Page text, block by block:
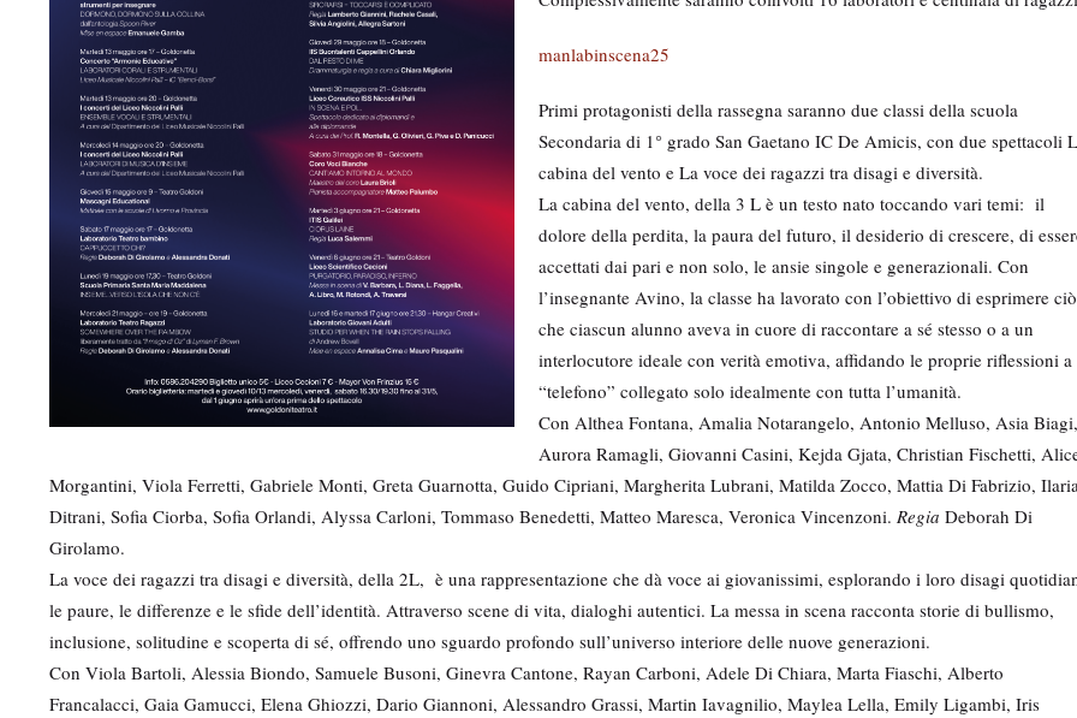
manlabinscena25
Primi protagonisti della rassegna saranno due classi della scuola
Secondaria di 1° grado San Gaetano IC De Amicis, con due spettacoli
cabina del vento e La voce dei ragazzi tra disagi e diversità.
La cabina del vento, della 3 L è un testo nato toccando vari temi: il
dolore della perdita, la paura del futuro, il desiderio di crescere, di
accettati dai pari e non solo, le ansie singole e generazionali. Con
l’insegnante Avino, la classe ha lavorato con l’obiettivo di esprimere ciò
che ciascun alunno aveva in cuore di raccontare a sé stesso o a un
interlocutore ideale con verità emotiva, affidando le proprie riflessioni a
“telefono” collegato solo idealmente con tutta l’umanità.
Con Althea Fontana, Amalia Notarangelo, Antonio Melluso, Asia Biagi,
Aurora Ramagli, Giovanni Casini, Kejda Gjata, Christian Fischetti,
Morgantini, Viola Ferretti, Gabriele Monti, Greta Guarnotta, Guido Cipriani, Margherita Lubrani, Matilda Zocco, Mattia Di Fabrizio,
Ditrani, Sofia Ciorba, Sofia Orlandi, Alyssa Carloni, Tommaso Benedetti, Matteo Maresca, Veronica Vincenzoni. Regia Deborah Di
Girolamo.
La voce dei ragazzi tra disagi e diversità, della 2L, è una rappresentazione che dà voce ai giovanissimi, esplorando i loro disagi
le paure, le differenze e le sfide dell’identità. Attraverso scene di vita, dialoghi autentici. La messa in scena racconta storie di bullismo,
inclusione, solitudine e scoperta di sé, offrendo uno sguardo profondo sull’universo interiore delle nuove generazioni.
Con Viola Bartoli, Alessia Biondo, Samuele Busoni, Ginevra Cantone, Rayan Carboni, Adele Di Chiara, Marta Fiaschi, Alberto
Francalacci, Gaia Gamucci, Elena Ghiozzi, Dario Giannoni, Alessandro Grassi, Martin Iavagnilio, Maylea Lella, Emily Ligambi, Iris